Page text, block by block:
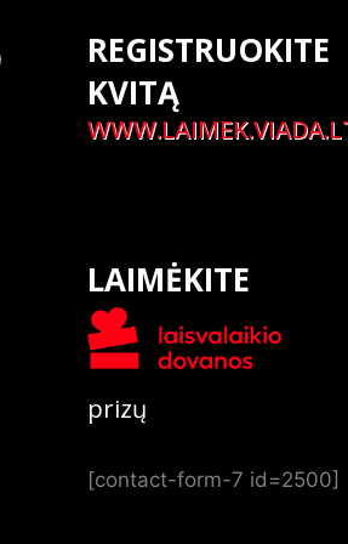
REGISTRUOKITE
KVITĄ
LAIMĖKITE
prizų
[contact-form-7 id=2500]